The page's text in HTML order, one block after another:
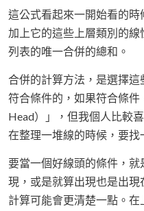
這公式看起來一開始看的時
加上它的這些上層類別的
列表的唯一合併的總和。
合併的計算方法，是選擇
符合條件的，如果符合條
Head）」，但我個人比較
在整理一堆線的時候，要找
要當一個好線頭的條件，
現，或是就算出現也是出
計算可能會更清楚一點。